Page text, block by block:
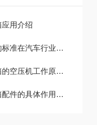
用介绍
在汽车行业的应用
机工作原理是什么？
具体作用是什么？